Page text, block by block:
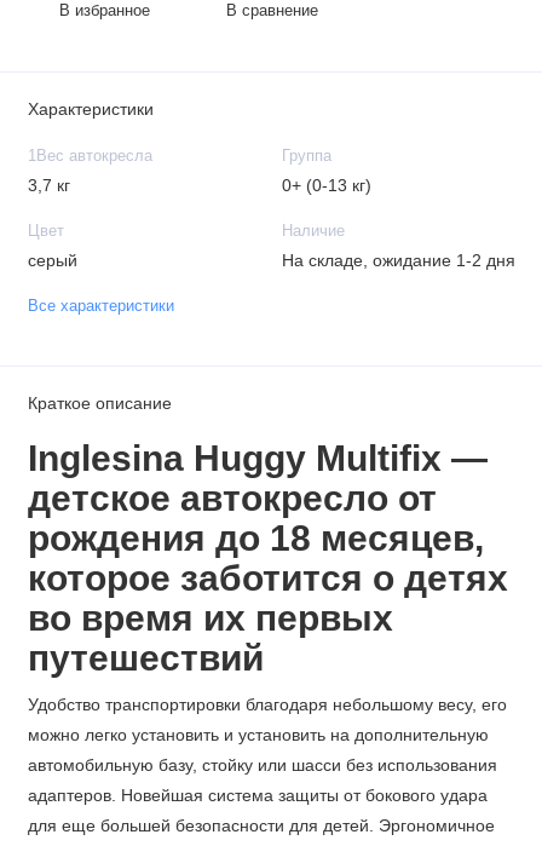
В избранное В сравнение
Характеристики
1Вес автокресла
3,7 кг
Группа
0+ (0-13 кг)
Цвет
серый
Наличие
На складе, ожидание 1-2 дня
Все характеристики
Краткое описание
Inglesina Huggy Multifix —
детское автокресло от
рождения до 18 месяцев,
которое заботится о детях
во время их первых
путешествий
Удобство транспортировки благодаря небольшому весу, его
можно легко установить и установить на дополнительную
автомобильную базу, стойку или шасси без использования
адаптеров. Новейшая система защиты от бокового удара
для еще большей безопасности для детей. Эргономичное